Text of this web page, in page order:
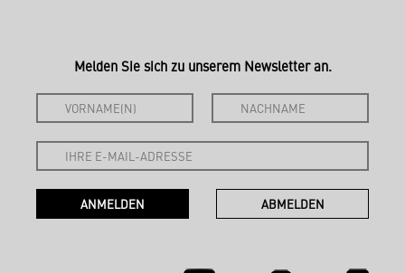
Melden Sie sich zu unserem Newsletter an.